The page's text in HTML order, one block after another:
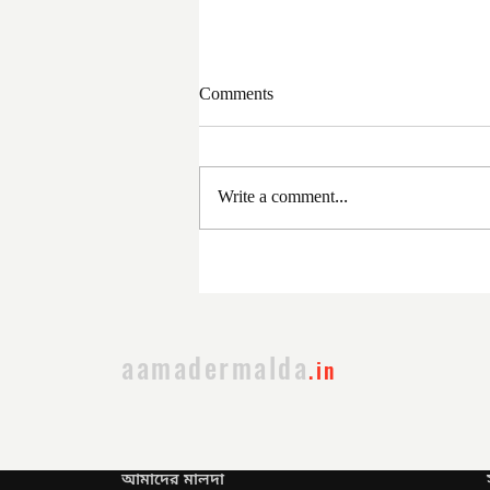
Comments
Write a comment...
aamadermalda.in
আমাদের মালদা